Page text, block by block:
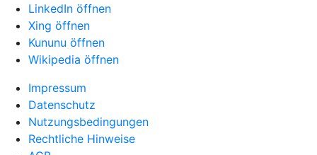
LinkedIn öffnen
Xing öffnen
Kununu öffnen
Wikipedia öffnen
Impressum
Datenschutz
Nutzungsbedingungen
Rechtliche Hinweise